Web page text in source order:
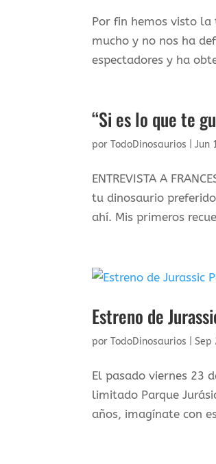
Por fin hemos visto la
mucho y no nos ha
espectadores y ha
“Si es lo que te
porTodoDinosaurios |Jun
ENTREVISTA A
tu dinosaurio
ahí. Mis primeros
Estreno de
porTodoDinosaurios |Sep
El pasado viernes 23
limitado Parque
años, imagínate con